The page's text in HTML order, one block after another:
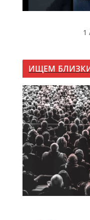
1
ИЩЕМ